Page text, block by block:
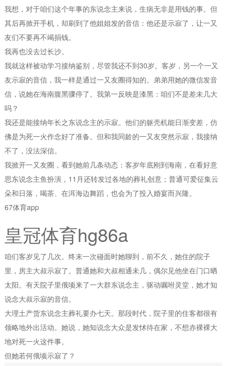
我想，对于咱们这个年事的东说念主来说，生病无非是用钱的事。但
其后再掀开手机，却刷到了他姐姐发的音信：他还是示寂了，让一又
友们不要再不竭捐钱。
我再也没去过长沙。
我就这样被动学习接纳鉴别，尽管我还不到30岁。客岁，另一个一又
友示寂的音信，我一样是通过一又友圈得知的。弟弟用她的微信发音
信，说她在海南腹黑骤停了。我第一反映是漆黑：咱们不是差未几大
吗？
我还是能接纳年长之东说念主的示寂。他们的躯壳机能日渐变差，仿
佛是为死一火作念好了准备。但和我同龄的一又友突然示寂，我接纳
不了，没法深信。
我掀开一又友圈，看到她前几条动态：客岁年底刚到海南，在看好意
思东说念主鱼扮演，11月还转发过各地的葬礼创意；普通可爱征集云
朵和日落，喝茶、在洱海边舞蹈，也会为了投入婚宴而兴隆。
67体育app
皇冠体育hg86a
咱们客岁见了几次。终末一次碰面时她聊到，前不久，她住的院子
里，房主大叔示寂了。普通她和大叔相通未几，偶尔见他坐在门口晒
太阳。有天院子里俄顷来了一大群东说念主，驱动嘱咐灵堂，她才知
说念大叔示寂的音信。
大理土产货东说念主葬礼要办七天。那段时代，院子里的住客都很有
领略地外出活动。她说，她知说念大众是发怵待在家，不想赤裸裸大
地对死一火这件事。
但她若何俄顷示寂了？